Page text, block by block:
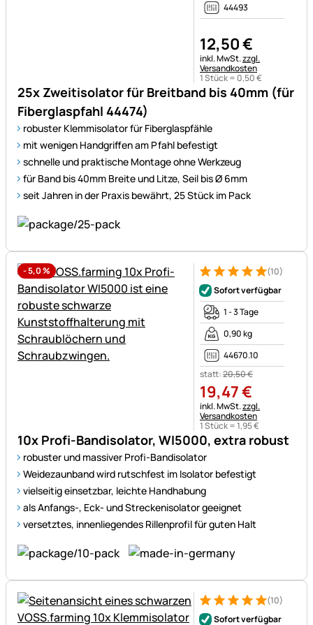
25x Zweitisolator für Breitband bis 40mm (für
Fiberglaspfahl 44474)
robuster Klemmisolator für Fiberglaspfähle
mit wenigen Handgriffen am Pfahl befestigt
schnelle und praktische Montage ohne Werkzeug
für Band bis 40mm Breite und Litze, Seil bis Ø 6mm
seit Jahren in der Praxis bewährt, 25 Stück im Pack
44493
12,50€
Steuerhinweis:
inkl. MwSt.zzgl.
Versandkosten
1 Stück = 0,50€
-5,0%
10x Profi-Bandisolator, WI5000, extra robust
robuster und massiver Profi-Bandisolator
Weidezaunband wird rutschfest im Isolator befestigt
vielseitig einsetzbar, leichte Handhabung
als Anfangs-, Eck- und Streckenisolator geeignet
versetztes, innenliegendes Rillenprofil für guten Halt
Bewertung: 5 von 5 (10
10 Bewertungen (10)
Sofort verfügbar
1 - 3 Tage
0,90 kg
44670.10
statt:20,50€
19,47€
Steuerhinweis:
inkl. MwSt.zzgl.
Versandkosten
1 Stück =1,95€
Bewertung: 5 von 5 (10
10 Bewertungen (10)
Sofort verfügbar